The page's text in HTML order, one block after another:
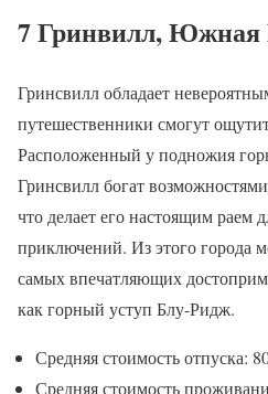
7 Гринвилл, Южная
Гринсвилл обладает
путешественники смогут
Расположенный у подножия
Гринсвилл богат
что делает его настоящим раем
приключений. Из этого города
самых впечатляющих
как горный уступ Блу-Ридж.
Средняя стоимость отпуска:
Средняя стоимость